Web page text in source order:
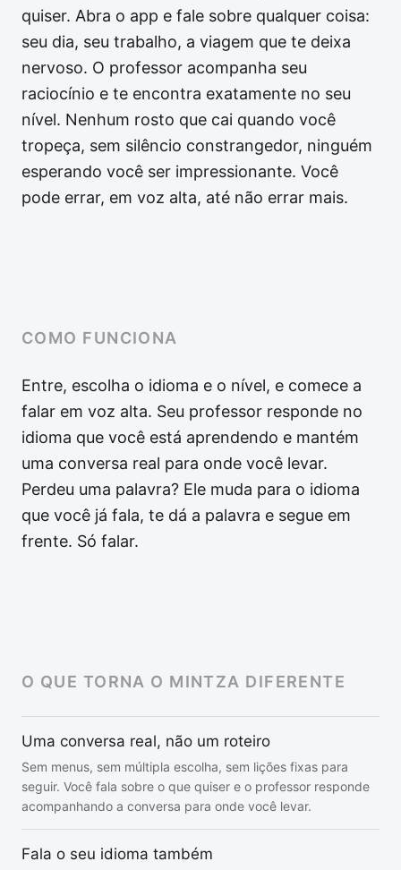
quiser. Abra o app e fale sobre qualquer coisa:
seu dia, seu trabalho, a viagem que te deixa
nervoso. O professor acompanha seu
raciocínio e te encontra exatamente no seu
nível. Nenhum rosto que cai quando você
tropeça, sem silêncio constrangedor, ninguém
esperando você ser impressionante. Você
pode errar, em voz alta, até não errar mais.
COMO FUNCIONA
Entre, escolha o idioma e o nível, e comece a
falar em voz alta. Seu professor responde no
idioma que você está aprendendo e mantém
uma conversa real para onde você levar.
Perdeu uma palavra? Ele muda para o idioma
que você já fala, te dá a palavra e segue em
frente. Só falar.
O QUE TORNA O MINTZA DIFERENTE
Uma conversa real, não um roteiro
Sem menus, sem múltipla escolha, sem lições fixas para
seguir. Você fala sobre o que quiser e o professor responde
acompanhando a conversa para onde você levar.
Fala o seu idioma também